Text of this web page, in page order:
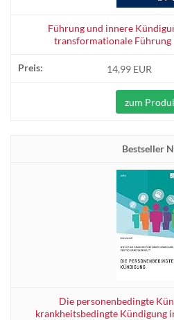
Führung und innere
transformationale Führung
14,99 EUR
zum
Die personenbedingte
krankheitsbedingte Kündigung